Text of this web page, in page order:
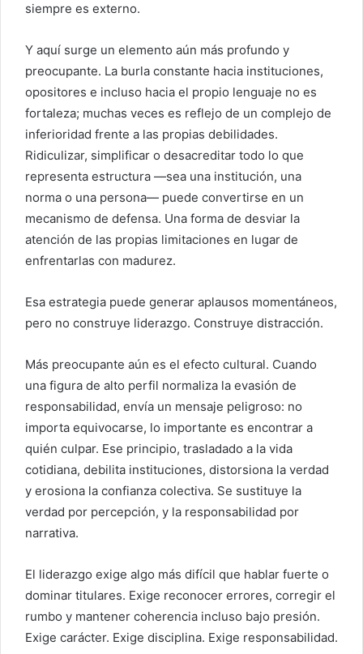
siempre es externo.
Y aquí surge un elemento aún más profundo y
preocupante. La burla constante hacia instituciones,
opositores e incluso hacia el propio lenguaje no es
fortaleza; muchas veces es reflejo de un complejo de
inferioridad frente a las propias debilidades.
Ridiculizar, simplificar o desacreditar todo lo que
representa estructura —sea una institución, una
norma o una persona— puede convertirse en un
mecanismo de defensa. Una forma de desviar la
atención de las propias limitaciones en lugar de
enfrentarlas con madurez.
Esa estrategia puede generar aplausos momentáneos,
pero no construye liderazgo. Construye distracción.
Más preocupante aún es el efecto cultural. Cuando
una figura de alto perfil normaliza la evasión de
responsabilidad, envía un mensaje peligroso: no
importa equivocarse, lo importante es encontrar a
quién culpar. Ese principio, trasladado a la vida
cotidiana, debilita instituciones, distorsiona la verdad
y erosiona la confianza colectiva. Se sustituye la
verdad por percepción, y la responsabilidad por
narrativa.
El liderazgo exige algo más difícil que hablar fuerte o
dominar titulares. Exige reconocer errores, corregir el
rumbo y mantener coherencia incluso bajo presión.
Exige carácter. Exige disciplina. Exige responsabilidad.